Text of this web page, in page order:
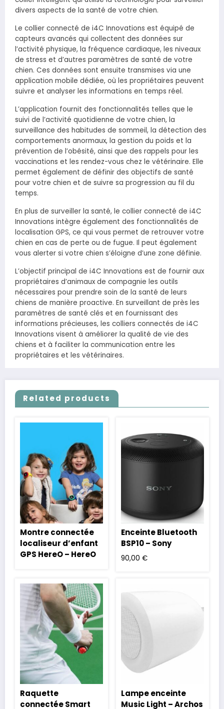
divers aspects de la santé de votre chien.
Le collier connecté de i4C Innovations est équipé de
capteurs avancés qui collectent des données sur
l’activité physique, la fréquence cardiaque, les niveaux
de stress et d’autres paramètres de santé de votre
chien. Ces données sont ensuite transmises via une
application mobile dédiée, où les propriétaires peuvent
suivre et analyser les informations en temps réel.
L’application fournit des fonctionnalités telles que le
suivi de l’activité quotidienne de votre chien, la
surveillance des habitudes de sommeil, la détection des
comportements anormaux, la gestion du poids et la
prévention de l’obésité, ainsi que des rappels pour les
vaccinations et les rendez-vous chez le vétérinaire. Elle
permet également de définir des objectifs de santé
pour votre chien et de suivre sa progression au fil du
temps.
En plus de surveiller la santé, le collier connecté de i4C
Innovations intègre également des fonctionnalités de
localisation GPS, ce qui vous permet de retrouver votre
chien en cas de perte ou de fugue. Il peut également
vous alerter si votre chien s’éloigne d’une zone définie.
L’objectif principal de i4C Innovations est de fournir aux
propriétaires d’animaux de compagnie les outils
nécessaires pour prendre soin de la santé de leurs
chiens de manière proactive. En surveillant de près les
paramètres de santé clés et en fournissant des
informations précieuses, les colliers connectés de i4C
Innovations visent à améliorer la qualité de vie des
chiens et à faciliter la communication entre les
propriétaires et les vétérinaires.
Related products
Montre connectée
localiseur d’enfant
GPS HereO – HereO
Enceinte Bluetooth
BSP10 – Sony
90,00 €
Raquette
connectée Smart
Lampe enceinte
Music Light – Archos